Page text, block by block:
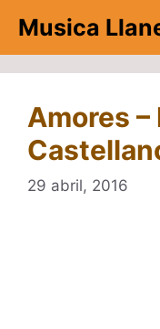
contenido
Musica
Amores –
29 abril, 2016